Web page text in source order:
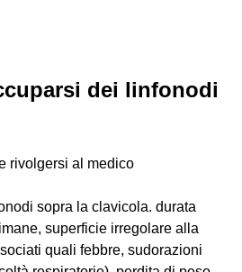
dei linfonodi
rivolgersi al medico
sopra la clavicola. durata
superficie irregolare alla
quali febbre, sudorazioni